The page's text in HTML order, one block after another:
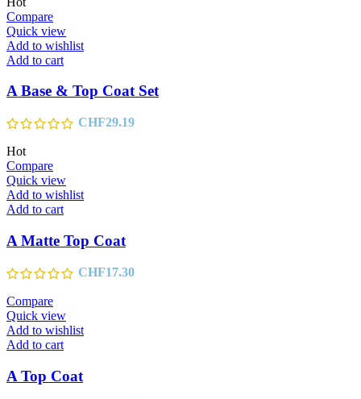
Compare
Quick view
Add to wishlist
Add to cart
A Base & Top Coat Set
CHF29.19
Hot
Compare
Quick view
Add to wishlist
Add to cart
A Matte Top Coat
CHF17.30
Compare
Quick view
Add to wishlist
Add to cart
A Top Coat